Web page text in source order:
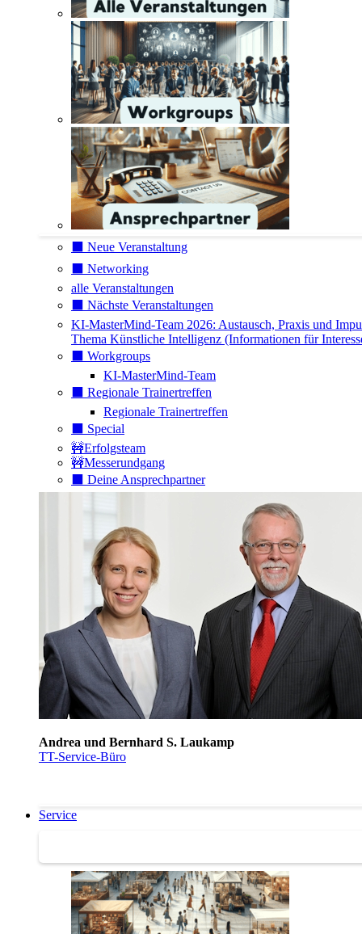
⬛️ Neue Veranstaltung
⬛️ Networking
alle Veranstaltungen
⬛️ Nächste Veranstaltungen
KI-MasterMind-Team 2026: Austausch, Praxis und
Thema Künstliche Intelligenz (Informationen für
⬛️ Workgroups
KI-MasterMind-Team
⬛️ Regionale Trainertreffen
Regionale Trainertreffen
⬛️ Special
🚧Erfolgsteam
🚧Messerundgang
⬛️ Deine Ansprechpartner
Andrea und Bernhard S. Laukamp
TT-Service-Büro
Service